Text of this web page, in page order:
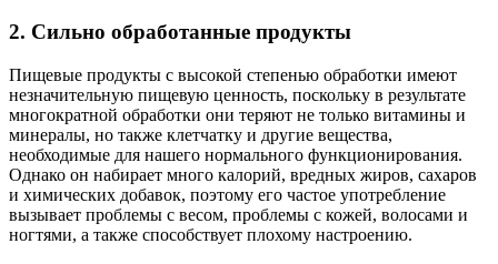
2. Сильно обработанные продукты
Пищевые продукты с высокой степенью обработки имеют
незначительную пищевую ценность, поскольку в результате
многократной обработки они теряют не только витамины и
минералы, но также клетчатку и другие вещества,
необходимые для нашего нормального функционирования.
Однако он набирает много калорий, вредных жиров, сахаров
и химических добавок, поэтому его частое употребление
вызывает проблемы с весом, проблемы с кожей, волосами и
ногтями, а также способствует плохому настроению.